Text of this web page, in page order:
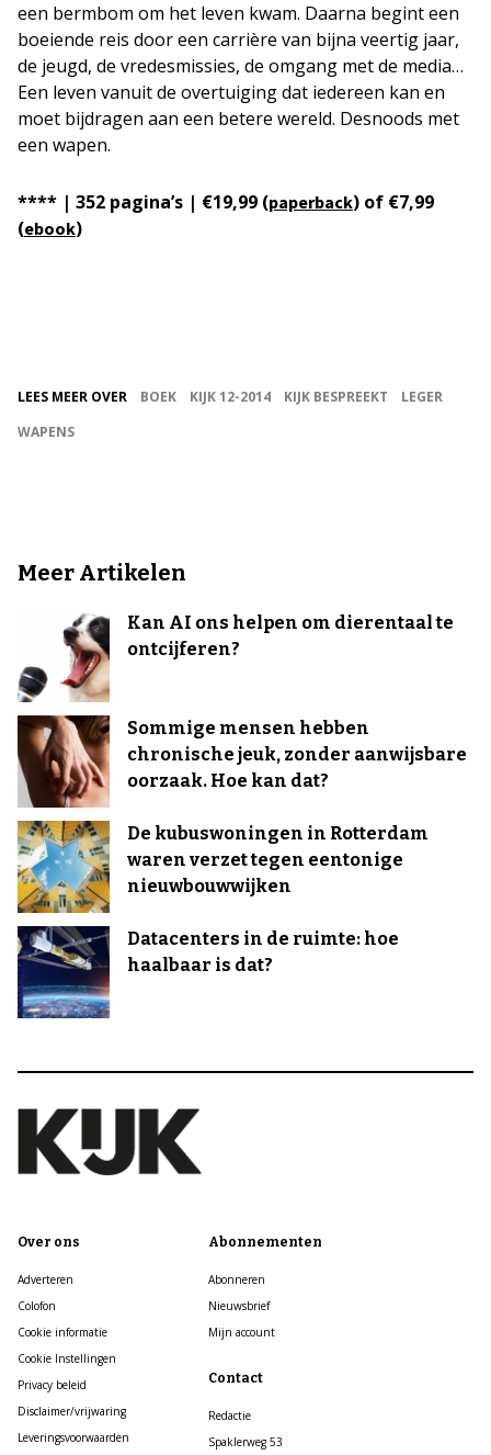
een bermbom om het leven kwam. Daarna begint een
boeiende reis door een carrière van bijna veertig jaar,
de jeugd, de vredesmissies, de omgang met de media…
Een leven vanuit de overtuiging dat iedereen kan en
moet bijdragen aan een betere wereld. Desnoods met
een wapen.
**** | 352 pagina’s | €19,99 (paperback) of €7,99
(ebook)
LEES MEER OVER BOEK KIJK 12-2014 KIJK BESPREEKT
LEGER
WAPENS
Meer Artikelen
Kan AI ons helpen om dierentaal te
ontcijferen?
Sommige mensen hebben
chronische jeuk, zonder aanwijsbare
oorzaak. Hoe kan dat?
De kubuswoningen in Rotterdam
waren verzet tegen eentonige
nieuwbouwwijken
Datacenters in de ruimte: hoe
haalbaar is dat?
Over ons
Adverteren
Colofon
Cookie informatie
Cookie Instellingen
Privacy beleid
Disclaimer/vrijwaring
Leveringsvoorwaarden
Abonnementen
Abonneren
Nieuwsbrief
Mijn account
Contact
Redactie
Spaklerweg 53